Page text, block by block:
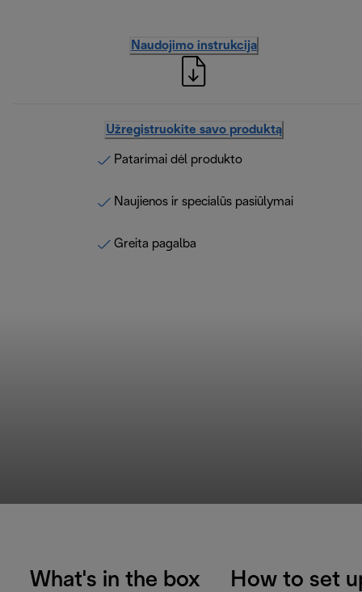
Naudojimo instrukcija
Užregistruokite savo produktą
Patarimai dėl produkto
Naujienos ir specialūs pasiūlymai
Greita pagalba
What's in the box
How to set